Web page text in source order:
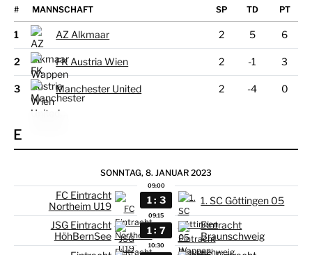
# MANNSCHAFT
1 AZ Alkmaar 2 5 6
2 FK Austria Wien 2 -1 3
3 Manchester United 2 -4 0
E
SONNTAG, 8. JANUAR 2023
09:00
FC Eintracht
Northeim U19
1 : 3 1. SC Göttingen 05
09:15
JSG Eintracht
HöhBernSee
1 : 7
Eintracht
Braunschweig
10:30